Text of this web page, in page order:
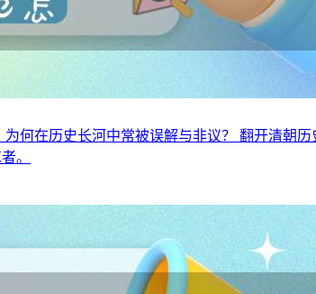
何在历史长河中常被误解与非议？ 翻开清朝
。